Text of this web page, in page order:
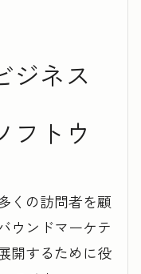
ジネス
フトウ
くの訪問者を顧
ウンドマーケテ
開するために役